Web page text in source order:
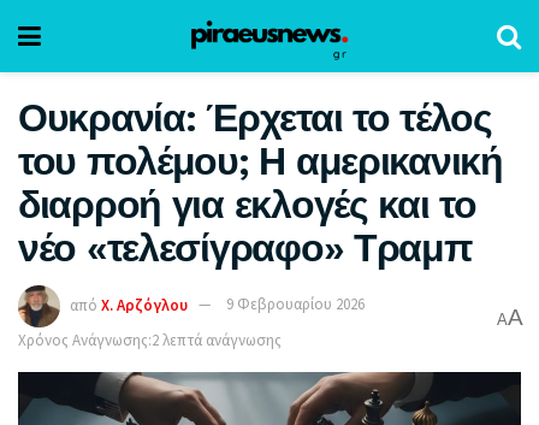
Ουκρανία: Έρχεται το τέλος
του πολέμου; Η αμερικανική
διαρροή για εκλογές και το
νέο «τελεσίγραφο» Τραμπ
από Χ. Αρζόγλου
9 Φεβρουαρίου 2026
Χρόνος Ανάγνωσης:2 λεπτά ανάγνωσης
AA